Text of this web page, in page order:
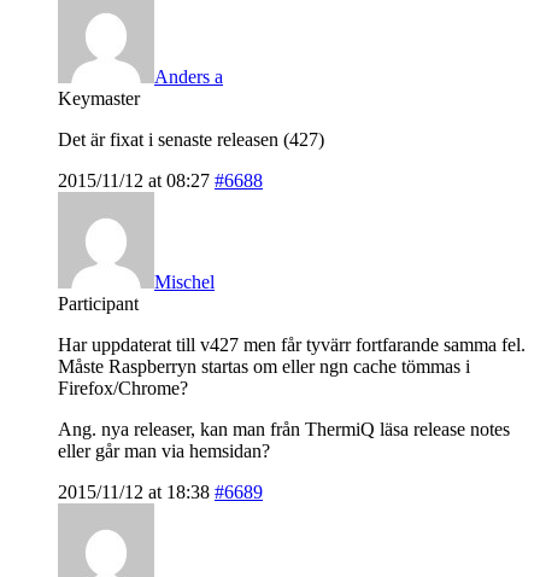
Anders a
Keymaster
Det är fixat i senaste releasen (427)
2015/11/12 at 08:27 #6688
Mischel
Participant
Har uppdaterat till v427 men får tyvärr fortfarande samma fel.
Måste Raspberryn startas om eller ngn cache tömmas i
Firefox/Chrome?
Ang. nya releaser, kan man från ThermiQ läsa release notes
eller går man via hemsidan?
2015/11/12 at 18:38 #6689